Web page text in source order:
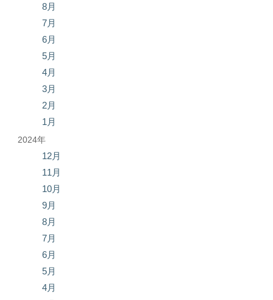
8月
7月
6月
5月
4月
3月
2月
1月
2024年
12月
11月
10月
9月
8月
7月
6月
5月
4月